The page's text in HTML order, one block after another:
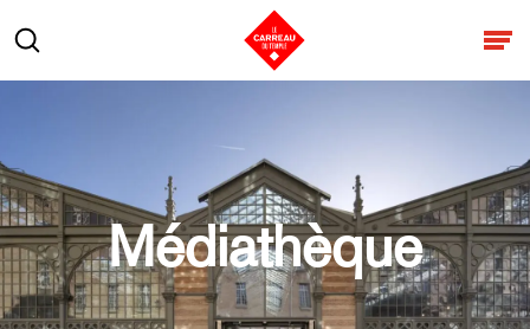
Rechercher
Médiathèque